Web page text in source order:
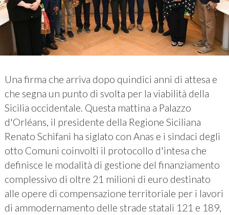
Una firma che arriva dopo quindici anni di attesa e
che segna un punto di svolta per la viabilità della
Sicilia occidentale. Questa mattina a Palazzo
d'Orléans, il presidente della Regione Siciliana
Renato Schifani ha siglato con Anas e i sindaci degli
otto Comuni coinvolti il protocollo d'intesa che
definisce le modalità di gestione del finanziamento
complessivo di oltre 21 milioni di euro destinato
alle opere di compensazione territoriale per i lavori
di ammodernamento delle strade statali 121 e 189,